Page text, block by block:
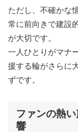
ただし、不確かな
常に前向きで建設
が大切です。
一人ひとりがマナ
援する輪がさらに
ずです。
ファンの熱
響